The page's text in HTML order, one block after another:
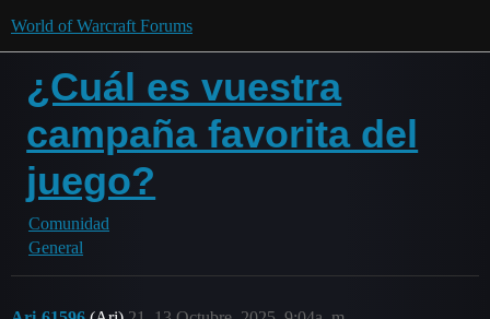
World of Warcraft Forums
¿Cuál es vuestra
campaña favorita del
juego?
Comunidad
General